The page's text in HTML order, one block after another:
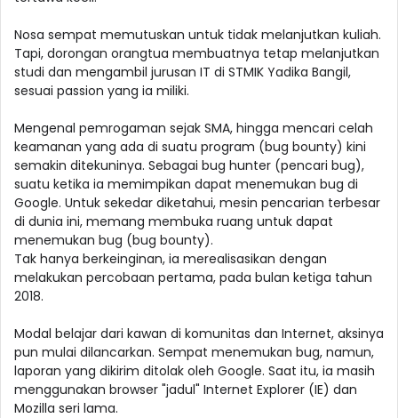
Nosa sempat memutuskan untuk tidak melanjutkan kuliah.
Tapi, dorongan orangtua membuatnya tetap melanjutkan
studi dan mengambil jurusan IT di STMIK Yadika Bangil,
sesuai passion yang ia miliki.
Mengenal pemrogaman sejak SMA, hingga mencari celah
keamanan yang ada di suatu program (bug bounty) kini
semakin ditekuninya. Sebagai bug hunter (pencari bug),
suatu ketika ia memimpikan dapat menemukan bug di
Google. Untuk sekedar diketahui, mesin pencarian terbesar
di dunia ini, memang membuka ruang untuk dapat
menemukan bug (bug bounty).
Tak hanya berkeinginan, ia merealisasikan dengan
melakukan percobaan pertama, pada bulan ketiga tahun
2018.
Modal belajar dari kawan di komunitas dan Internet, aksinya
pun mulai dilancarkan. Sempat menemukan bug, namun,
laporan yang dikirim ditolak oleh Google. Saat itu, ia masih
menggunakan browser "jadul" Internet Explorer (IE) dan
Mozilla seri lama.